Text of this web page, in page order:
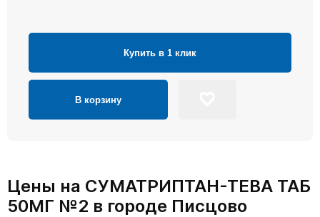
Купить в 1 клик
В корзину
Цены на СУМАТРИПТАН-ТЕВА ТАБ
50МГ №2 в городе Писцово